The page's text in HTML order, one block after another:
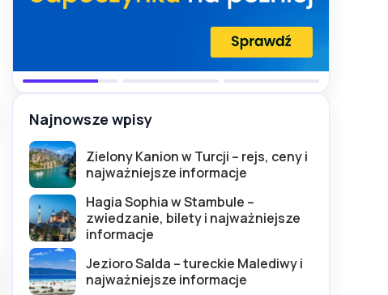
Najnowsze wpisy
Zielony Kanion w Turcji – rejs, ceny i
najważniejsze informacje
Hagia Sophia w Stambule –
zwiedzanie, bilety i najważniejsze
informacje
Jezioro Salda – tureckie Malediwy i
najważniejsze informacje